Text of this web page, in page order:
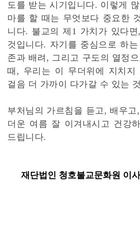
도를 받는 시기입니다. 이렇게
마를 할 때는 무엇보다 중요한
니다. 불교의 제1 가치가 있다
것입니다. 자기를 중심으로 하
존과 배려, 그리고 구도의 열정
때, 우리는 이 무더위에 지치지
걸음 더 가까이 다가갈 수 있는
부처님의 가르침을 듣고, 배우
더운 여름 잘 이겨내시고 건강
드립니다.
재단법인 청호불교문화원 이